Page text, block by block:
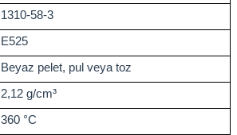
1310-58-3
E525
Beyaz pelet, pul veya toz
2,12 g/cm³
360 °C